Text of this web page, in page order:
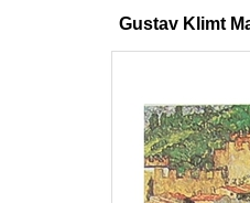
Gustav Klimt